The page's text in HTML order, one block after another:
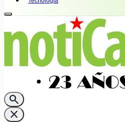
search
close